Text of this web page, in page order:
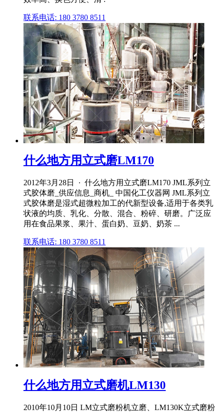
联系电话: 180 3780 8511
什么地方用立式磨LM170
2012年3月28日 · 什么地方用立式磨LM170 JML系列立
式胶体磨_供应信息_商机_ 中国化工仪器网 JML系列立
式胶体磨是湿式超微粒加工的代新型设备,适用于各类乳
状液的均质、乳化、分散、混合、粉碎、研磨。广泛应
用在食品果浆、果汁、蛋白奶、豆奶、奶茶 ...
联系电话: 180 3780 8511
什么地方用立式磨机LM130
2010年10月10日 LM立式磨粉机立磨、LM130K立式磨粉